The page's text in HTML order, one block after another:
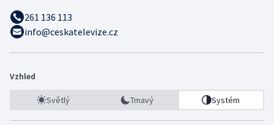
261 136 113
info@ceskatelevize.cz
Vzhled
Světlý Tmavý Systém